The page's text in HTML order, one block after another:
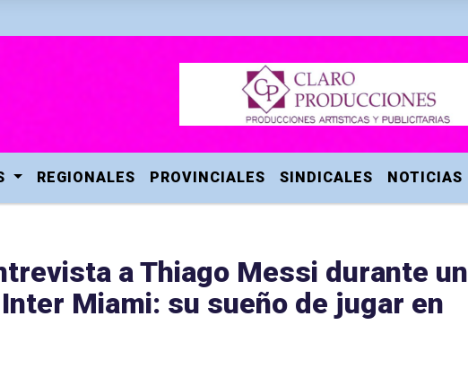
REGIONALES PROVINCIALES SINDICALES NOTICIAS
a Thiago Messi durante un
Miami: su sueño de jugar en